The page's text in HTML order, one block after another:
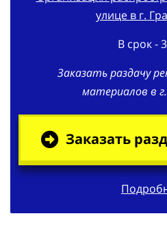
В срок -
Заказать раздачу
материалов в
Заказать